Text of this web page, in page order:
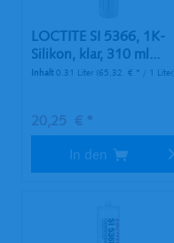
LOCTITE SI 5366, 1K-
Silikon, klar, 310 ml...
Inhalt0.31 Liter (65,32 € * / 1 Liter)
20,25 € *
In den